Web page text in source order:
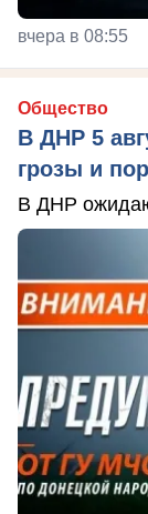
вчера в 08:55
Общество
В ДНР 5
грозы и
В ДНР